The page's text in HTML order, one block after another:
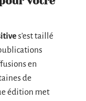
s’est taillé
en
de
édition met